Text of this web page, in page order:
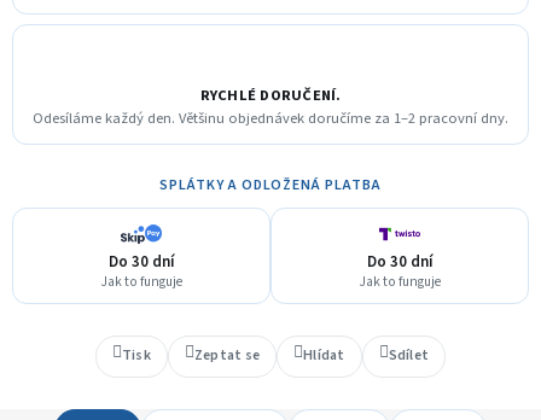
RYCHLÉ DORUČENÍ.
Odesíláme každý den. Většinu objednávek doručíme za 1–2 pracovní dny.
SPLÁTKY A ODLOŽENÁ PLATBA
Do 30 dní
Jak to funguje
Do 30 dní
Jak to funguje
Tisk Zeptat se Hlídat Sdílet